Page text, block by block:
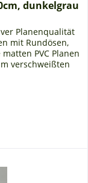
dunkelgrau
Planenqualität
mit Rundösen,
PVC Planen
verschweißten